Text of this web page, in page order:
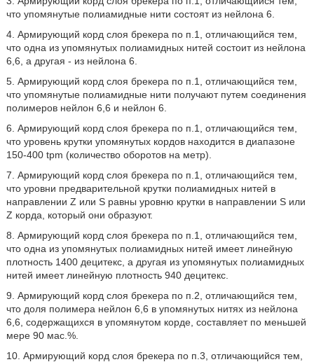
что упомянутые полиамидные нити состоят из нейлона 6.
4. Армирующий корд слоя брекера по п.1, отличающийся тем,
что одна из упомянутых полиамидных нитей состоит из нейлона
6,6, а другая - из нейлона 6.
5. Армирующий корд слоя брекера по п.1, отличающийся тем,
что упомянутые полиамидные нити получают путем соединения
полимеров нейлон 6,6 и нейлон 6.
6. Армирующий корд слоя брекера по п.1, отличающийся тем,
что уровень крутки упомянутых кордов находится в диапазоне
150-400 tpm (количество оборотов на метр).
7. Армирующий корд слоя брекера по п.1, отличающийся тем,
что уровни предварительной крутки полиамидных нитей в
направлении Z или S равны уровню крутки в направлении S или
Z корда, который они образуют.
8. Армирующий корд слоя брекера по п.1, отличающийся тем,
что одна из упомянутых полиамидных нитей имеет линейную
плотность 1400 децитекс, а другая из упомянутых полиамидных
нитей имеет линейную плотность 940 децитекс.
9. Армирующий корд слоя брекера по п.2, отличающийся тем,
что доля полимера нейлон 6,6 в упомянутых нитях из нейлона
6,6, содержащихся в упомянутом корде, составляет по меньшей
мере 90 мас.%.
10. Армирующий корд слоя брекера по п.3, отличающийся тем,